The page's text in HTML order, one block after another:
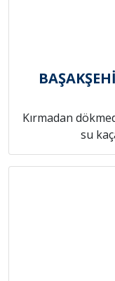
Kırmadan
su